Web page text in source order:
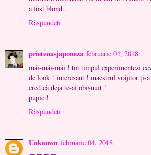
a fost blond..
Răspundeți
prietena-japoneza februarie 04, 2018
măi-măi-măi ! tot timpul experimentezi
de look ! interesant ! maestrul vrăjitor ţi-
cred că deja te-ai obişnuit !
pupic !
Răspundeți
Unknown februarie 04, 2018